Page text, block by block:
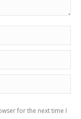
for the next time I